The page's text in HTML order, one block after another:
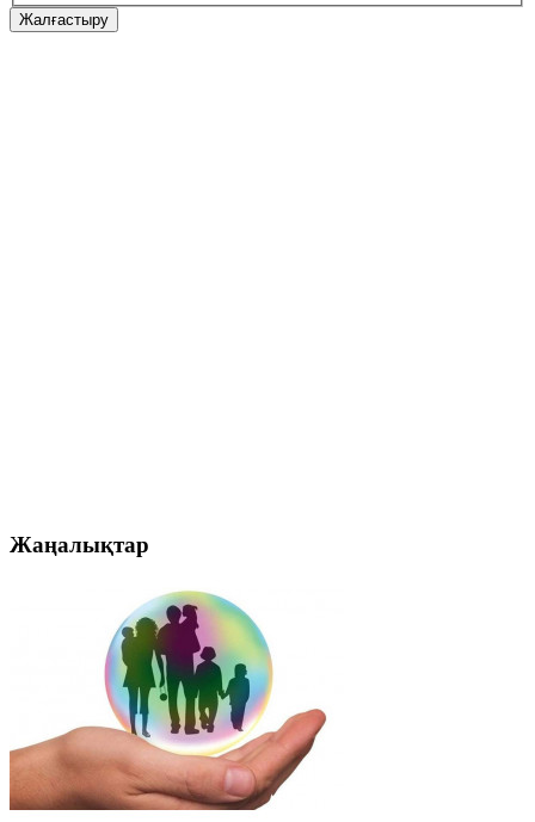
Жалғастыру
Жаңалықтар